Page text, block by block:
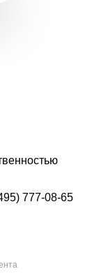
777-08-65